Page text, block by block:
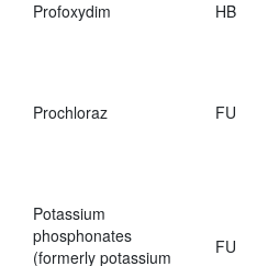
Profoxydim
HB
Prochloraz FU
Potassium
phosphonates
(formerly potassium
FU